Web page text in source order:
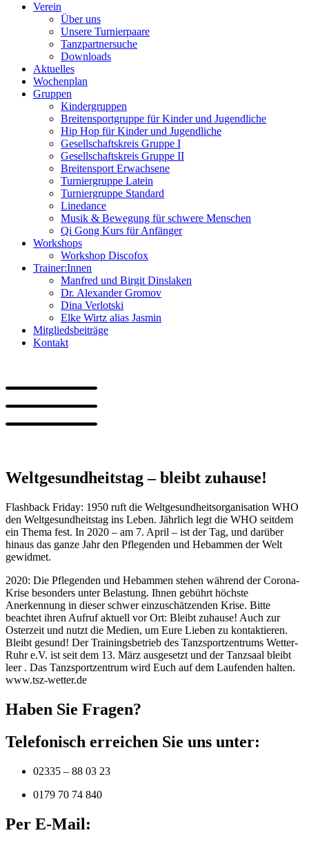
Verein
Über uns
Unsere Turnierpaare
Tanzpartnersuche
Downloads
Aktuelles
Wochenplan
Gruppen
Kindergruppen
Breitensportgruppe für Kinder und Jugendliche
Hip Hop für Kinder und Jugendliche​
Gesellschaftskreis Gruppe I
Gesellschaftskreis Gruppe II
Breitensport Erwachsene
Turniergruppe Latein
Turniergruppe Standard
Linedance
Musik & Bewegung für schwere Menschen​
Qi Gong Kurs für Anfänger
Workshops
Workshop Discofox
Trainer:Innen
Manfred und Birgit Dinslaken
Dr. Alexander Gromov
Dina Verlotski
Elke Wirtz alias Jasmin
Mitgliedsbeiträge
Kontakt
Weltgesundheitstag – bleibt zuhause!
Flashback Friday: 1950 ruft die Weltgesundheitsorganisation WHO
den Weltgesundheitstag ins Leben. Jährlich legt die WHO seitdem
ein Thema fest. In 2020 – am 7. April – ist der Tag, und darüber
hinaus das ganze Jahr den Pflegenden und Hebammen der Welt
gewidmet.
2020: Die Pflegenden und Hebammen stehen während der Corona-
Krise besonders unter Belastung. Ihnen gebührt höchste
Anerkennung in dieser schwer einzuschätzenden Krise. Bitte
beachtet ihren Aufruf aktuell vor Ort: Bleibt zuhause! Auch zur
Osterzeit und nutzt die Medien, um Eure Lieben zu kontaktieren.
Bleibt gesund! Der Trainingsbetrieb des Tanzsportzentrums Wetter-
Ruhr e.V. ist seit dem 13. März ausgesetzt und der Tanzsaal bleibt
leer . Das Tanzsportzentrum wird Euch auf dem Laufenden halten.
www.tsz-wetter.de
Haben Sie Fragen?
Telefonisch erreichen Sie uns unter:
02335 – 88 03 23
0179 70 74 840
Per E-Mail: